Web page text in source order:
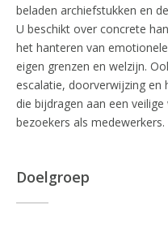
beladen archiefstukken en
U beschikt over concrete
het hanteren van
eigen grenzen en welzijn.
escalatie, doorverwijzing en
die bijdragen aan een
bezoekers als medewerkers.
Doelgroep